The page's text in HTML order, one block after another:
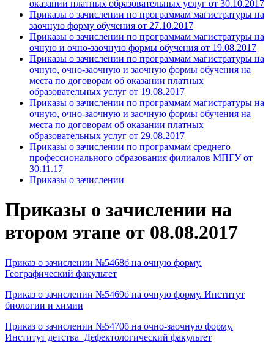
оказании платных образовательных услуг от 30.10.2017
Приказы о зачислении по программам магистратуры на
заочную форму обучения от 27.10.2017
Приказы о зачислении по программам магистратуры на
очную и очно-заочную формы обучения от 19.08.2017
Приказы о зачислении по программам магистратуры на
очную, очно-заочную и заочную формы обучения на
места по договорам об оказании платных
образовательных услуг от 19.08.2017
Приказы о зачислении по программам магистратуры на
очную, очно-заочную и заочную формы обучения на
места по договорам об оказании платных
образовательных услуг от 29.08.2017
Приказы о зачислении по программам среднего
профессионального образования филиалов МПГУ от
30.11.17
Приказы о зачислении
Приказы о зачислении на
втором этапе от 08.08.2017
Приказ о зачислении №5468б на очную форму.
Географический факультет
Приказ о зачислении №5469б на очную форму. Институт
биологии и химии
Приказ о зачислении №5470б на очно-заочную форму.
Институт детства_Дефектологический факультет